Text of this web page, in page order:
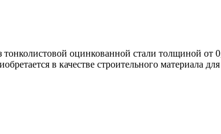
оцинкованной стали толщиной
в качестве строительного